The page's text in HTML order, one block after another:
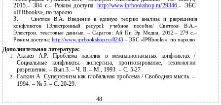
2015.– 384 c.– Режим доступа:http://www.iprbookshop.ru/29346.– ЭБС
«IPRbooks», по паролю
3.
Светлов В.А. Введение в единую теорию анализа и разрешения
конфликтов [Электронный ресурс]: учебное пособие/ Светлов В.А.–
Электрон. текстовые данные. – Саратов: Ай Пи Эр Медиа, 2012.– 279 c.–
Режим доступа: http://www.iprbookshop.ru/8243.– ЭБС «IPRbooks», по паролю
Дополнительная литература:
1.
Аклаев А.Р. Проблема насилия в межнациональных конфликтах /
Социальные конфликты: экспертиза, прогнозирование, технологии
разрешения. – Вып.3. – Ч. II. – М., 1993. – С. 5-27.
2. Галкин А. Суперэтнизм как глобальная проблема / Свободная мысль. –
1994. – № 5. – С.20-29.
48